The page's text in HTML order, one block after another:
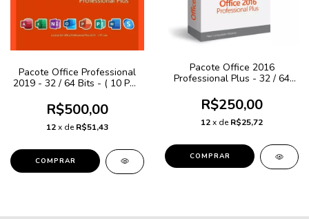
Pacote Office Professional
2019 - 32 / 64 Bits - ( 10 PC )
R$500,00
12x deR$51,43
Pacote Office 2016
Professional Plus - 32 / 64
R$250,00
12x deR$25,72